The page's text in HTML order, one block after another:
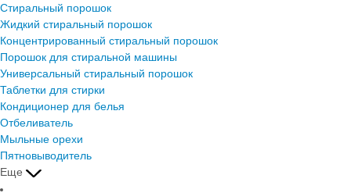
Стиральный порошок
Жидкий стиральный порошок
Концентрированный стиральный порошок
Порошок для стиральной машины
Универсальный стиральный порошок
Таблетки для стирки
Кондиционер для белья
Отбеливатель
Мыльные орехи
Пятновыводитель
Еще